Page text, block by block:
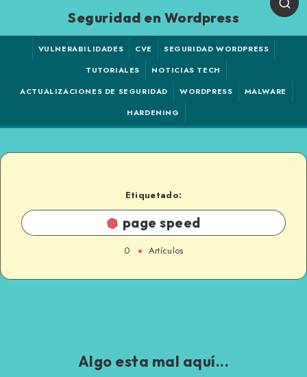
Seguridad en Wordpress
VULNERABILIDADES CVE
SEGURIDAD WORDPRESS
TUTORIALES
NOTICIAS TECH
ACTUALIZACIONES DE SEGURIDAD
WORDPRESS
MALWARE
HARDENING
Etiquetado:
page speed
0 Artículos
Algo esta mal aquí...